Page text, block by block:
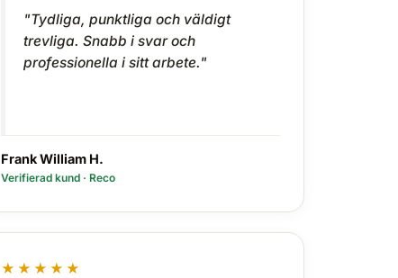
"Tydliga, punktliga och väldigt
trevliga. Snabb i svar och
professionella i sitt arbete."
Frank William H.
Verifierad kund · Reco
★★★★★